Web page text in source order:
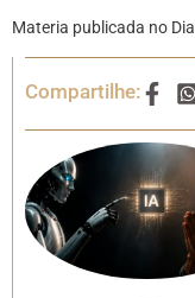
Materia publicada no
Compartilhe: